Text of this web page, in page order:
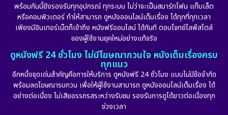
Fantasy จินตนาการ (265)
Film
Gothic (6)
พร้อมกันนี้ยังรองรับทุกอุปกรณ์ ทุกระบบ ไม่ว่าจะเป็นสมาร์ทโฟน แท็บเล็ต
หรือคอมพิวเตอร์ ทำให้สามารถ ดูหนังออนไลน์เต็มเรื่อง ได้ทุกที่ทุกเวลา
เพียงมีอินเทอร์เน็ตก็เข้าถึง หนังฟรีออนไลน์ ได้ทันที ตอบโจทย์ไลฟ์สไตล์
ของผู้ใช้งานยุคใหม่อย่างแท้จริง
ดูหนังฟรี 24 ชั่วโมง ไม่มีโฆษณากวนใจ หนังเต็มเรื่องครบ
ทุกแนว
อีกหนึ่งจุดเด่นสำคัญคือการให้บริการ ดูหนังฟรี 24 ชั่วโมง แบบไม่มีข้อจำกัด
พร้อมลดโฆษณารบกวน เพื่อให้ผู้ใช้งานสามารถ ดูหนังออนไลน์เต็มเรื่อง ได้
อย่างต่อเนื่อง ไม่เสียอรรถรสระหว่างรับชม รองรับการดูได้ยาวต่อเนื่องทุก
ช่วงเวลา